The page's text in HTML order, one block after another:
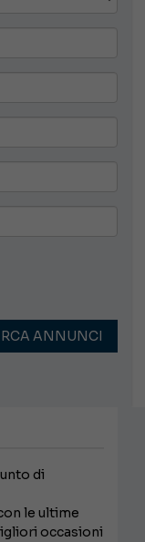
ANNUNCI
di
le ultime
occasioni